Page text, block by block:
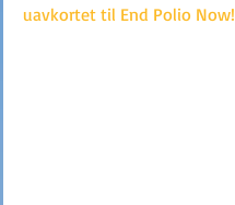
uavkortet til End Polio Now!